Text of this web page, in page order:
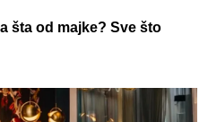
šta od majke? Sve što